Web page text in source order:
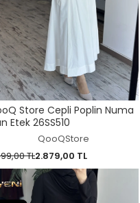
Store Cepli Poplin Numa
Etek 26SS510
QooQStore
TL2.879,00 TL